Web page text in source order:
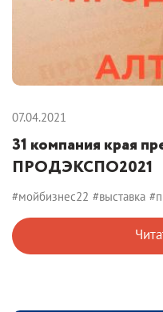
07.04.2021
31 компания края
ПРОДЭКСПО2021
#мойбизнес22 #выставка